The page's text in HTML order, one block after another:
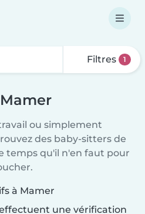
Filtres 1
ou simplement
des baby-sitters de
temps qu'il n'en faut pour
à Mamer
une vérification